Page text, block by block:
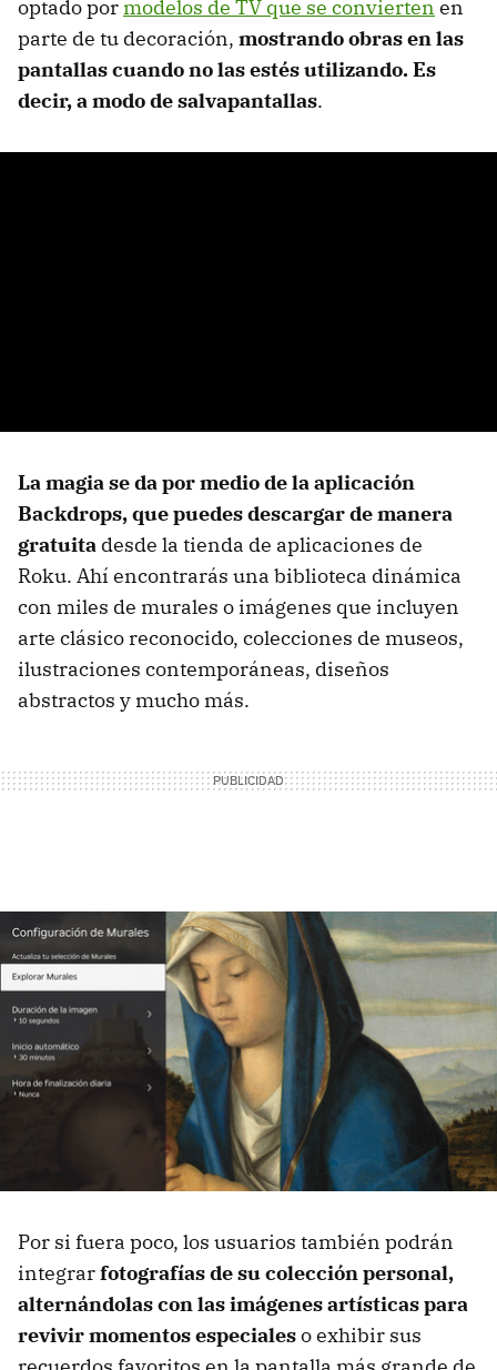
optado pormodelos de TV que se convierten en
parte de tu decoración, mostrando obras en las
pantallas cuando no las estés utilizando. Es
decir, a modo de salvapantallas.
La magia se da por medio de la aplicación
Backdrops, que puedes descargar de manera
gratuita desde la tienda de aplicaciones de
Roku. Ahí encontrarás una biblioteca dinámica
con miles de murales o imágenes que incluyen
arte clásico reconocido, colecciones de museos,
ilustraciones contemporáneas, diseños
abstractos y mucho más.
Por si fuera poco, los usuarios también podrán
integrarfotografías de su colección personal,
alternándolas con las imágenes artísticas para
revivir momentos especialeso exhibir sus